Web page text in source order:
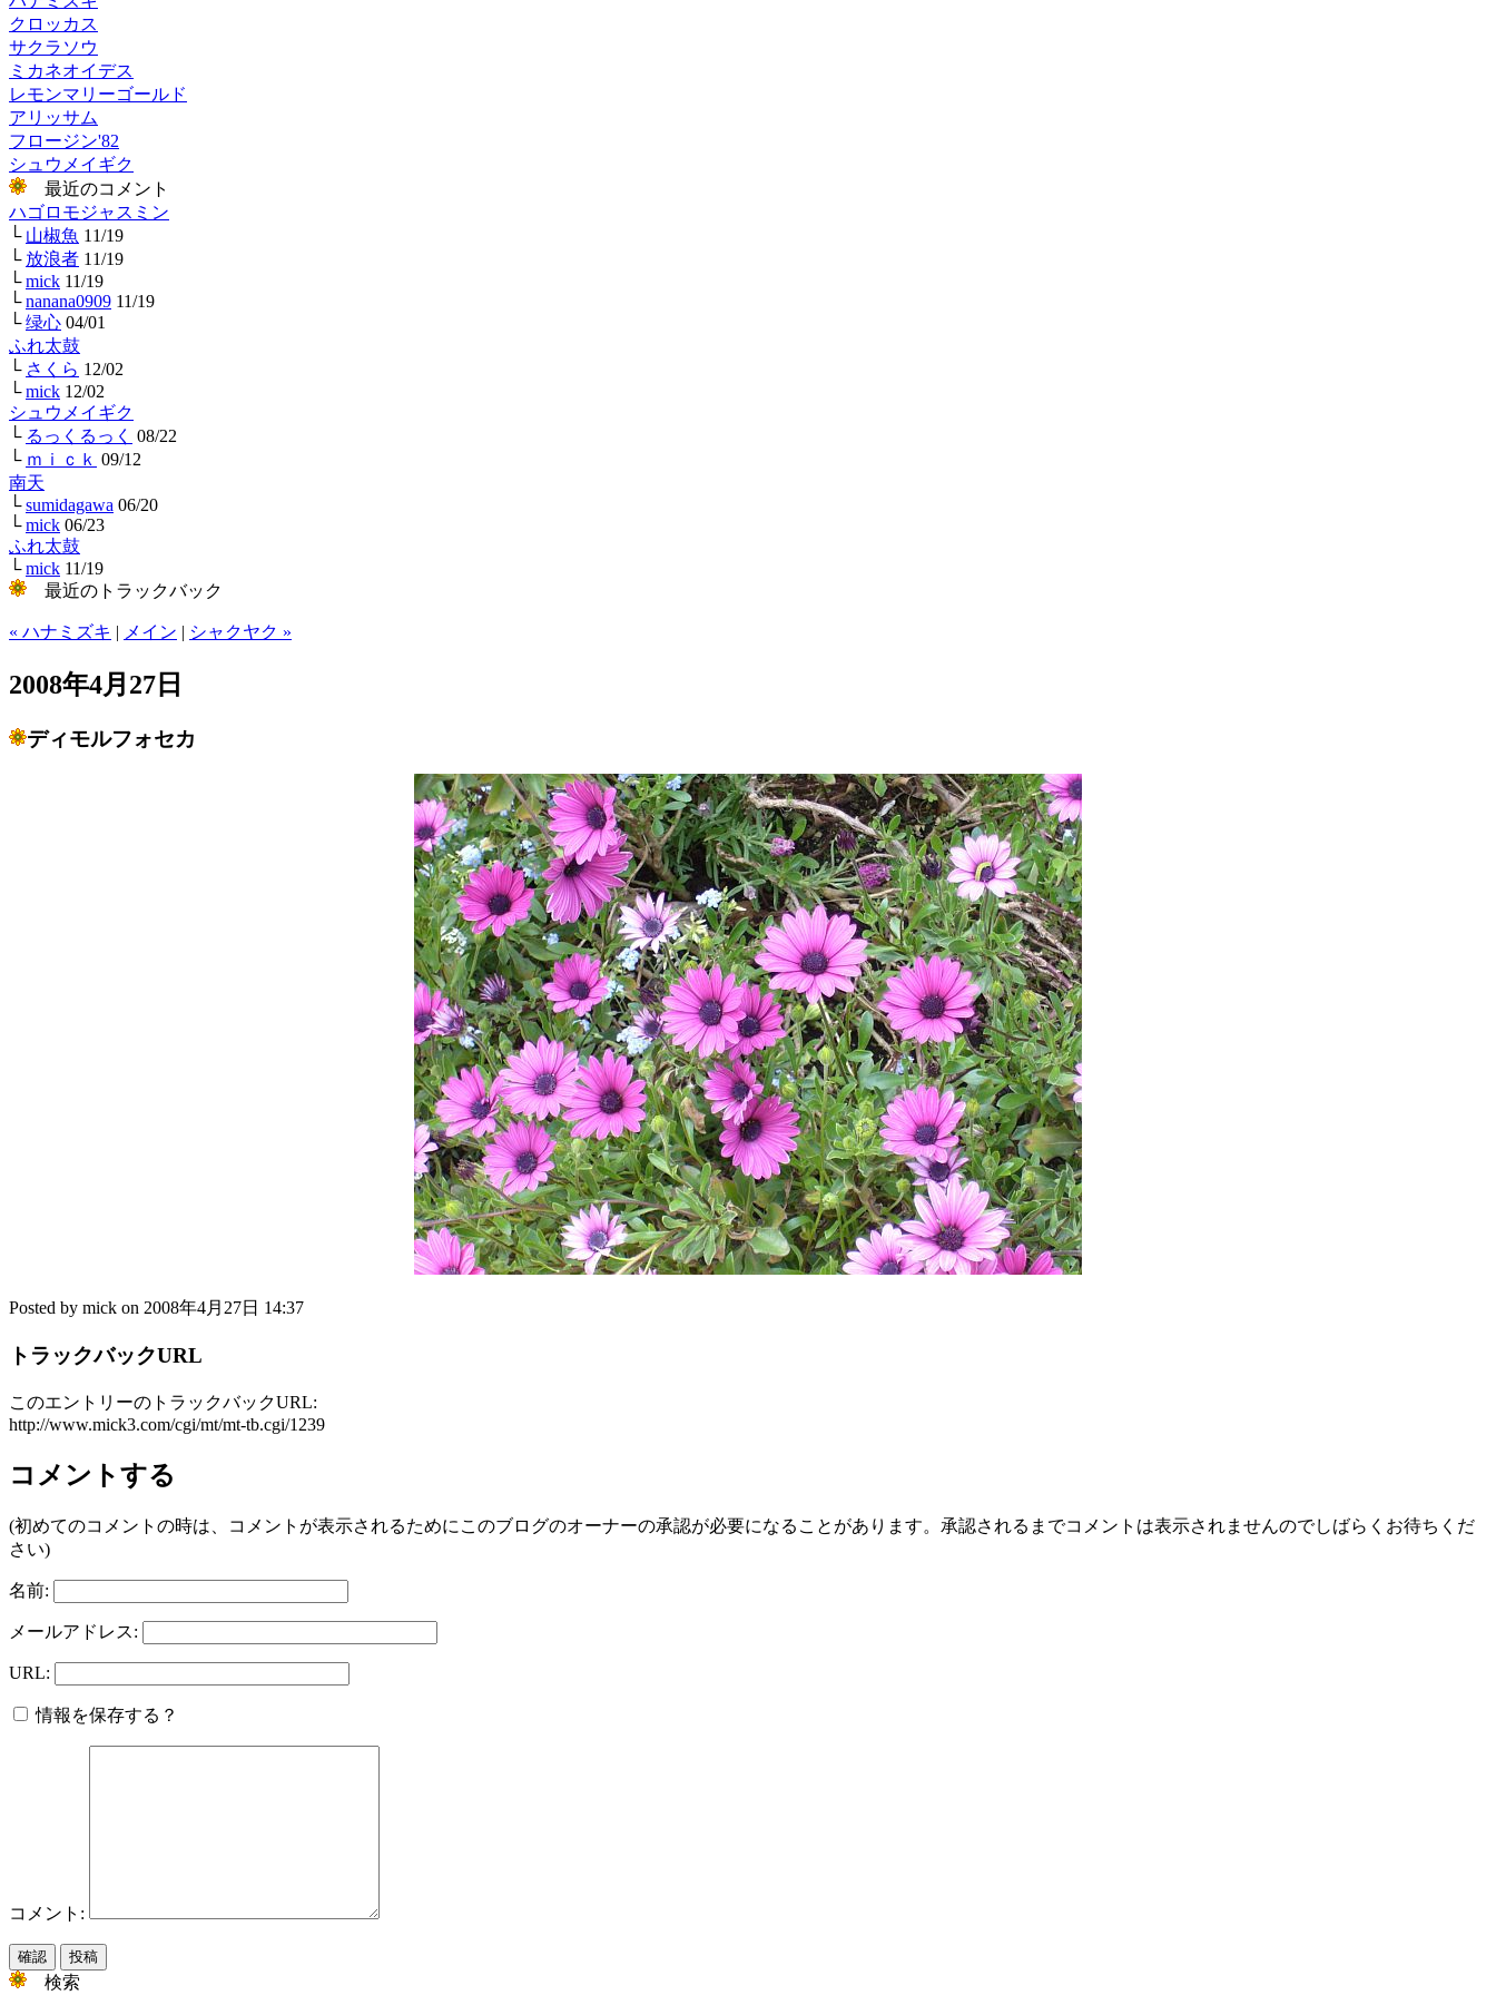
クロッカス
サクラソウ
ミカネオイデス
レモンマリーゴールド
アリッサム
フロージン'82
シュウメイギク
最近のコメント
ハゴロモジャスミン
└ 山椒魚 11/19
└ 放浪者 11/19
└mick 11/19
└nanana0909 11/19
└绿心 04/01
ふれ太鼓
└ さくら 12/02
└mick 12/02
シュウメイギク
└ るっくるっく 08/22
└ ｍｉｃｋ 09/12
南天
└sumidagawa 06/20
└mick 06/23
ふれ太鼓
└mick 11/19
最近のトラックバック
« ハナミズキ | メイン | シャクヤク »
2008年4月27日
ディモルフォセカ
Posted by mick on 2008年4月27日 14:37
トラックバックURL
このエントリーのトラックバックURL:
http://www.mick3.com/cgi/mt/mt-tb.cgi/1239
コメントする
(初めてのコメントの時は、コメントが表示されるためにこのブログのオーナーの承認が必要になることがあります。承認されるまでコメントは表示されませんのでしばらくお待ちくだ
さい)
名前:
メールアドレス:
URL:
情報を保存する？
コメント:
検索